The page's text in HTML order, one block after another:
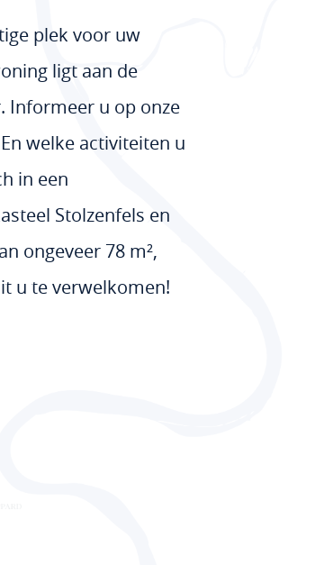
plek voor uw
ligt aan de
Informeer u op onze
welke activiteiten u
in een
Stolzenfels en
ongeveer 78 m²,
u te verwelkomen!